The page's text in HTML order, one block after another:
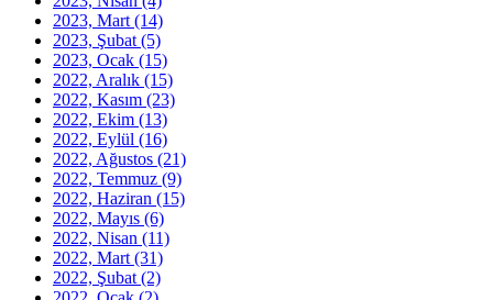
2023, Mart (14)
2023, Şubat (5)
2023, Ocak (15)
2022, Aralık (15)
2022, Kasım (23)
2022, Ekim (13)
2022, Eylül (16)
2022, Ağustos (21)
2022, Temmuz (9)
2022, Haziran (15)
2022, Mayıs (6)
2022, Nisan (11)
2022, Mart (31)
2022, Şubat (2)